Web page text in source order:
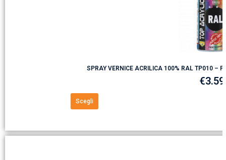
SPRAY VERNICE ACRILICA 100% RAL TP010 –
€3.59
Scegli